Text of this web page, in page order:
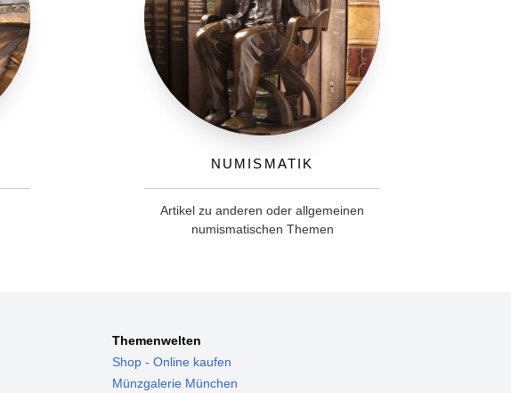
Numismatik
Artikel zu anderen oder allgemeinen
numismatischen Themen
Themenwelten
Shop - Online kaufen
Münzgalerie München